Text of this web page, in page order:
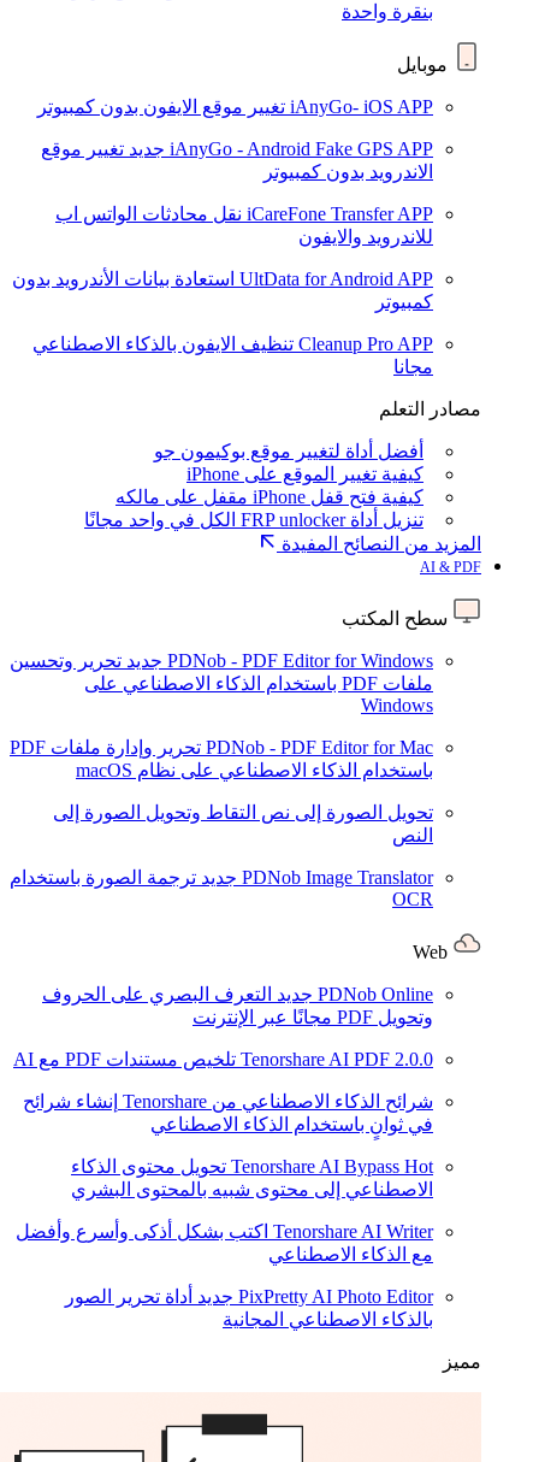
بنقرة واحدة
موبايل
iAnyGo- iOS APP تغيير موقع الايفون بدون كمبيوتر
iAnyGo - Android Fake GPS APP جديد تغيير موقع
الاندرويد بدون كمبيوتر
iCareFone Transfer APP نقل محادثات الواتس اب
للاندرويد والايفون
UltData for Android APP استعادة بيانات الأندرويد بدون
كمبيوتر
Cleanup Pro APP تنظيف الايفون بالذكاء الاصطناعي
مجانا
مصادر التعلم
أفضل أداة لتغيير موقع بوكيمون جو
كيفية تغيير الموقع على iPhone
كيفية فتح قفل iPhone مقفل على مالكه
تنزيل أداة FRP unlocker الكل في واحد مجانًا
المزيد من النصائح المفيدة
AI & PDF
سطح المكتب
PDNob - PDF Editor for Windows جديد تحرير وتحسين
ملفات PDF باستخدام الذكاء الاصطناعي على
Windows
PDNob - PDF Editor for Mac
تحرير وإدارة ملفات PDF
باستخدام الذكاء الاصطناعي على نظام macOS
تحويل الصورة إلى نص التقاط وتحويل الصورة إلى
النص
PDNob Image Translator جديد ترجمة الصورة باستخدام
OCR
PDNob Online جديد التعرف البصري على الحروف
وتحويل PDF مجانًا عبر الإنترنت
Tenorshare AI PDF 2.0.0 تلخيص مستندات PDF مع AI
شرائح الذكاء الاصطناعي من Tenorshare
إنشاء شرائح
في ثوانٍ باستخدام الذكاء الاصطناعي
Tenorshare AI Bypass Hot
تحويل محتوى الذكاء
الاصطناعي إلى محتوى شبيه بالمحتوى البشري
Tenorshare AI Writer اكتب بشكل أذكى وأسرع وأفضل
مع الذكاء الاصطناعي
PixPretty AI Photo Editor جديد أداة تحرير الصور
بالذكاء الاصطناعي المجانية
مميز